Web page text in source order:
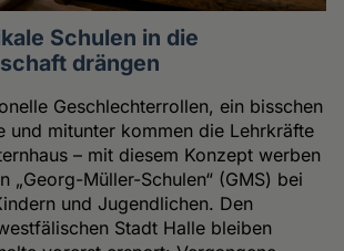
Schulen in die
drängen
Geschlechterrollen, ein bisschen
und mitunter kommen die Lehrkräfte
– mit diesem Konzept werben
„Georg-Müller-Schulen“ (GMS) bei
und Jugendlichen. Den
Stadt Halle bleiben